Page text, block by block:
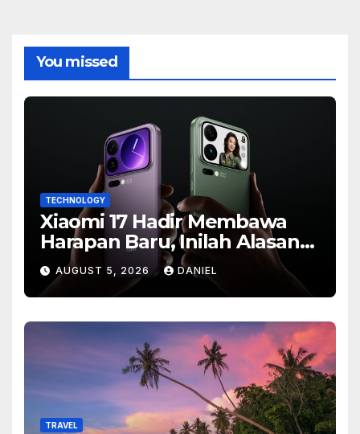
You missed
TECHNOLOGY
Xiaomi 17 Hadir Membawa
Harapan Baru, Inilah Alasan
Banyak Orang Menantikan
Ponsel Flagship Ini
AUGUST 5, 2026 DANIEL
TRAVEL